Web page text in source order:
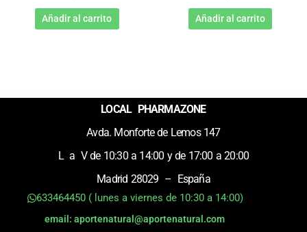
Añadir al carrito Añadir al carrito
LOCAL PHARMAZONE
Avda. Monforte de Lemos 147
L a V de 10:30 a 14:00 y de 17:00 a 20:00
Madrid 28029 – España
633464450 ( lunes a viernes de 10:30 a 14:00)
email: aportenatural@aportenatural.com